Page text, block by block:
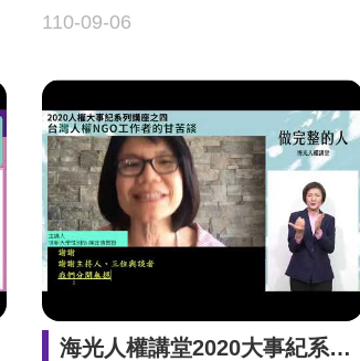
110-09-06
海光人權講堂2020大事紀系列講座之四-台灣NGO工作者的甘苦談